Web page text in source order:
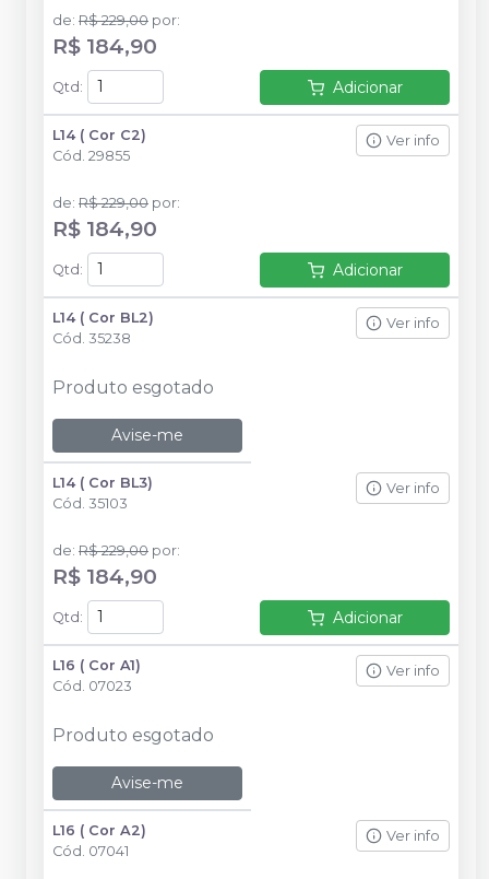
de: R$ 229,00 por:
R$ 184,90
Qtd : Adicionar
L14 ( Cor C2)
Cód. 29855
Ver info
de: R$ 229,00 por:
R$ 184,90
Qtd : Adicionar
L14 ( Cor BL2)
Cód. 35238
Ver info
Produto esgotado
Avise-me
L14 ( Cor BL3)
Cód. 35103
Ver info
de: R$ 229,00 por:
R$ 184,90
Qtd : Adicionar
L16 ( Cor A1)
Cód. 07023
Ver info
Produto esgotado
Avise-me
L16 ( Cor A2)
Cód. 07041
Ver info